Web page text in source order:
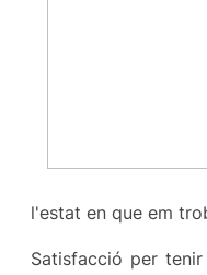
l'estat en que em
Satisfacció per